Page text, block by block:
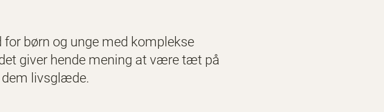
børn og unge med komplekse
giver hende mening at være tæt på
dem livsglæde.